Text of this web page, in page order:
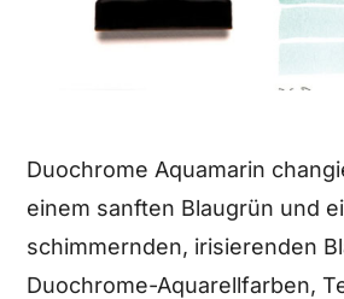
Duochrome Aquamarin
einem sanften Blaugrün und
schimmernden, irisierenden
Duochrome-Aquarellfarben,